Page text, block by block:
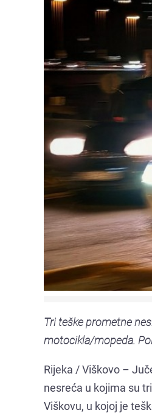
Tri teške prometne
motocikla/mopeda.
Rijeka / Viškovo –
nesreća u kojima su
Viškovu, u kojoj je